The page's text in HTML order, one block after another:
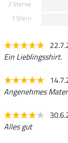
2 Sterne
1 Stern
Ein Lieblingsshirt.
Angenehmes
Alles gut